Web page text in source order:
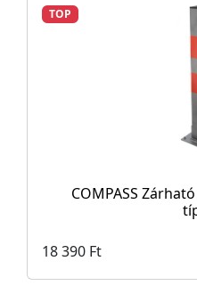
TOP
COMPASS
18 390 Ft